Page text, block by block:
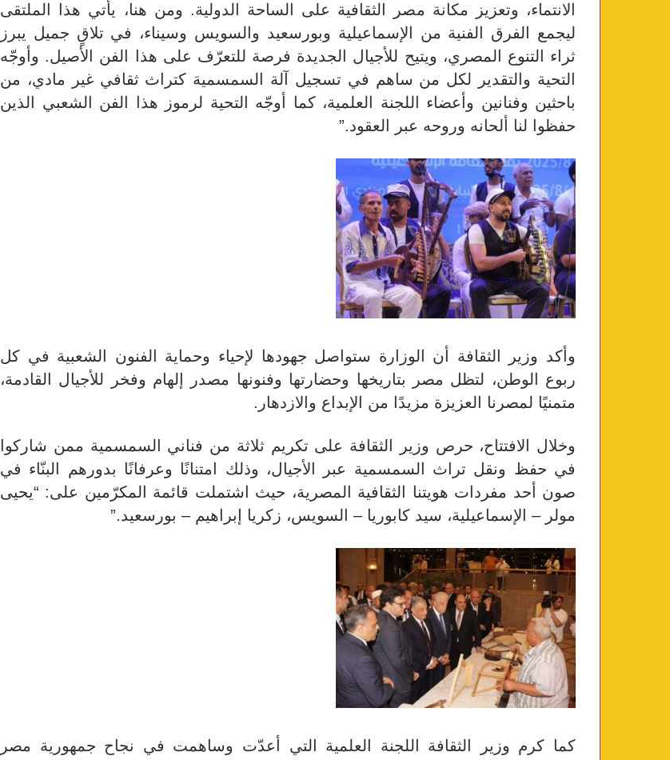
الانتماء، وتعزيز مكانة مصر الثقافية على الساحة الدولية. ومن هنا، يأتي هذا الملتقى
ليجمع الفرق الفنية من الإسماعيلية وبورسعيد والسويس وسيناء، في تلاقٍ جميل يبرز
ثراء التنوع المصري، ويتيح للأجيال الجديدة فرصة للتعرّف على هذا الفن الأصيل. وأوجّه
التحية والتقدير لكل من ساهم في تسجيل آلة السمسمية كتراث ثقافي غير مادي، من
باحثين وفنانين وأعضاء اللجنة العلمية، كما أوجّه التحية لرموز هذا الفن الشعبي الذين
حفظوا لنا ألحانه وروحه عبر العقود”.
وأكد وزير الثقافة أن الوزارة ستواصل جهودها لإحياء وحماية الفنون الشعبية في كل
ربوع الوطن، لتظل مصر بتاريخها وحضارتها وفنونها مصدر إلهام وفخر للأجيال القادمة،
متمنيًا لمصرنا العزيزة مزيدًا من الإبداع والازدهار .
وخلال الافتتاح، حرص وزير الثقافة على تكريم ثلاثة من فناني السمسمية ممن شاركوا
في حفظ ونقل تراث السمسمية عبر الأجيال، وذلك امتنانًا وعرفانًا بدورهم البنّاء في
صون أحد مفردات هويتنا الثقافية المصرية، حيث اشتملت قائمة المكرّمين على: “يحيى
مولر – الإسماعيلية، سيد كابوريا – السويس، زكريا إبراهيم – بورسعيد”.
كما كرم وزير الثقافة اللجنة العلمية التي أعدّت وساهمت في نجاح جمهورية مصر